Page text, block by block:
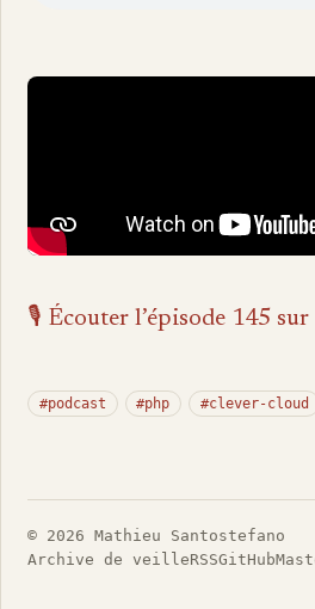
🎙️ Écouter l’épisode 145
#podcast #php #clever-cloud
© 2026 Mathieu Santostefano
Archive de veilleRSSGitHub